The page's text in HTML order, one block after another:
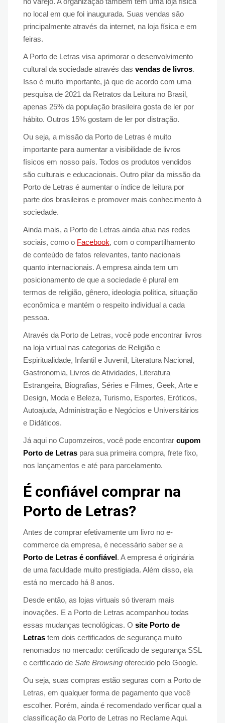
no local em que foi inaugurada. Suas vendas são
principalmente através da internet, na loja física e em
feiras.
A Porto de Letras visa aprimorar o desenvolvimento
cultural da sociedade através das vendas de livros.
Isso é muito importante, já que de acordo com uma
pesquisa de 2021 da Retratos da Leitura no Brasil,
apenas 25% da população brasileira gosta de ler por
hábito. Outros 15% gostam de ler por distração.
Ou seja, a missão da Porto de Letras é muito
importante para aumentar a visibilidade de livros
físicos em nosso país. Todos os produtos vendidos
são culturais e educacionais. Outro pilar da missão da
Porto de Letras é aumentar o índice de leitura por
parte dos brasileiros e promover mais conhecimento à
sociedade.
Ainda mais, a Porto de Letras ainda atua nas redes
sociais, como o Facebook, com o compartilhamento
de conteúdo de fatos relevantes, tanto nacionais
quanto internacionais. A empresa ainda tem um
posicionamento de que a sociedade é plural em
termos de religião, gênero, ideologia política, situação
econômica e mantém o respeito individual a cada
pessoa.
Através da Porto de Letras, você pode encontrar livros
na loja virtual nas categorias de Religião e
Espiritualidade, Infantil e Juvenil, Literatura Nacional,
Gastronomia, Livros de Atividades, Literatura
Estrangeira, Biografias, Séries e Filmes, Geek, Arte e
Design, Moda e Beleza, Turismo, Esportes, Eróticos,
Autoajuda, Administração e Negócios e Universitários
e Didáticos.
Já aqui no Cupomzeiros, você pode encontrar cupom
Porto de Letras para sua primeira compra, frete fixo,
nos lançamentos e até para parcelamento.
É confiável comprar na
Porto de Letras?
Antes de comprar efetivamente um livro no e-
commerce da empresa, é necessário saber se a
Porto de Letras é confiável. A empresa é originária
de uma faculdade muito prestigiada. Além disso, ela
está no mercado há 8 anos.
Desde então, as lojas virtuais só tiveram mais
inovações. E a Porto de Letras acompanhou todas
essas mudanças tecnológicas. O site Porto de
Letras tem dois certificados de segurança muito
renomados no mercado: certificado de segurança SSL
e certificado de Safe Browsing oferecido pelo Google.
Ou seja, suas compras estão seguras com a Porto de
Letras, em qualquer forma de pagamento que você
escolher. Porém, ainda é recomendado verificar qual a
classificação da Porto de Letras no Reclame Aqui.